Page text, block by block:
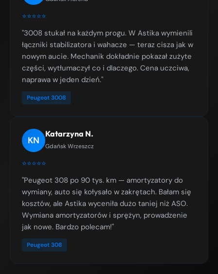
⭐⭐⭐⭐⭐
"3008 stukał na każdym progu. W Astika wymienili
łączniki stabilizatora i wahacze — teraz cisza jak w
nowym aucie. Mechanik dokładnie pokazał zużyte
części, wytłumaczył co i dlaczego. Cena uczciwa,
naprawa w jeden dzień."
Peugeot 3008
KN
Katarzyna N.
Gdańsk Wrzeszcz
⭐⭐⭐⭐⭐
"Peugeot 308 po 90 tys. km — amortyzatory do
wymiany, auto się kołysało w zakrętach. Bałam się
kosztów, ale Astika wyceniła dużo taniej niż ASO.
Wymiana amortyzatorów i sprężyn, prowadzenie
jak nowe. Bardzo polecam!"
Peugeot 308